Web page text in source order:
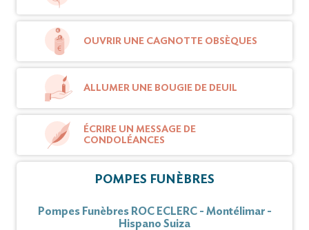
OUVRIR UNE CAGNOTTE OBSÈQUES
ALLUMER UNE BOUGIE DE DEUIL
ÉCRIRE UN MESSAGE DE
CONDOLÉANCES
POMPES FUNÈBRES
Pompes Funèbres ROC ECLERC - Montélimar -
Hispano Suiza